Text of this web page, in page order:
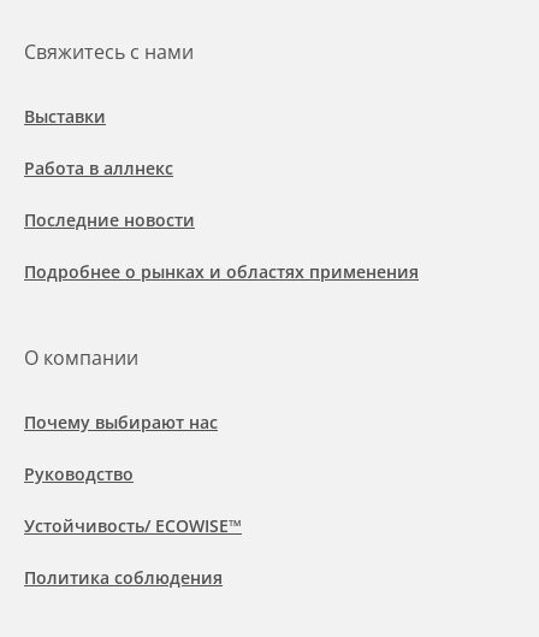
Свяжитесь с нами
Выставки
Работа в аллнекс
Последние новости
Подробнее о рынках и областях применения
О компании
Почему выбирают нас
Руководство
Устойчивость/ ECOWISE™
Политика соблюдения